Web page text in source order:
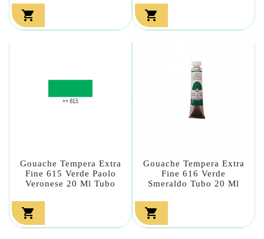
 
Gouache Tempera Extra
Fine 615 Verde Paolo
Veronese 20 Ml Tubo

Gouache Tempera Extra
Fine 616 Verde
Smeraldo Tubo 20 Ml
